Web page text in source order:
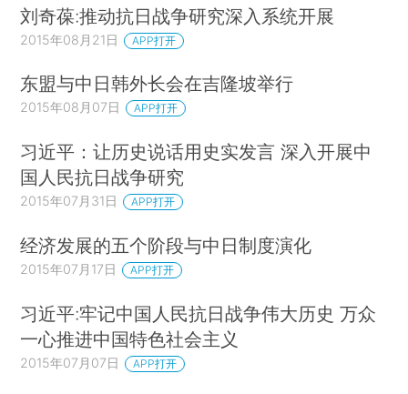
刘奇葆:推动抗日战争研究深入系统开展
2015年08月21日 APP打开
东盟与中日韩外长会在吉隆坡举行
2015年08月07日 APP打开
习近平：让历史说话用史实发言 深入开展中
国人民抗日战争研究
2015年07月31日 APP打开
经济发展的五个阶段与中日制度演化
2015年07月17日 APP打开
习近平:牢记中国人民抗日战争伟大历史 万众
一心推进中国特色社会主义
2015年07月07日 APP打开